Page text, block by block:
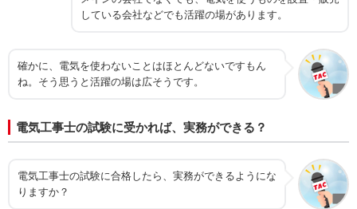
している会社などでも活躍の場があります。
確かに、電気を使わないことはほとんどないですもん
ね。そう思うと活躍の場は広そうです。
電気工事士の試験に受かれば、実務ができる？
電気工事士の試験に合格したら、実務ができるようにな
りますか？